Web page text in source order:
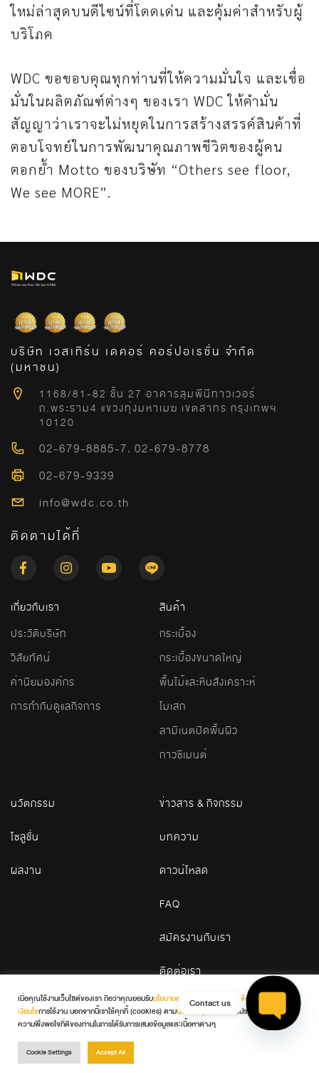
SHARE
ใหม่ล่าสุดบนดีไซน์ที่โดดเด่น และคุ้มค่าสำหรับผู้
บริโภค
WDC ขอขอบคุณทุกท่านที่ให้ความมั่นใจ และเชื่อ
มั่นในผลิตภัณฑ์ต่างๆ ของเรา WDC ให้คำมั่น
สัญญาว่าเราจะไม่หยุดในการสร้างสรรค์สินค้าที่
ตอบโจทย์ในการพัฒนาคุณภาพชีวิตของผู้คน
ตอกย้ำ Motto ของบริษัท “Others see floor,
We see MORE”.
บริษัท เวสเทิร์น เดคอร์ คอร์ปอเรชั่น จำกัด
(มหาชน)
1168/81-82 ชั้น 27 อาคารลุมพีนีทาวเวอร์
ถ.พระราม4 แขวงทุ่งมหาเมฆ เขตสาทร กรุงเทพฯ
10120
02-679-8885-7, 02-679-8778
02-679-9339
info@wdc.co.th
ติดตามได้ที่
เกี่ยวกับเรา
ประวัติบริษัท
วิสัยทัศน์
ค่านิยมองค์กร
การกำกับดูแลกิจการ
สินค้า
กระเบื้อง
กระเบื้องขนาดใหญ่
พื้นไม้และหินสังเคราะห์
โมเสก
ลามิเนตปิดพื้นผิว
กาวซีเมนต์
นวัตกรรม
โซลูชั่น
ผลงาน
ข่าวสาร & กิจกรรม
บทความ
ดาวน์โหลด
FAQ
สมัครงานกับเรา
ติดต่อเรา
© 2026 WDC. All Rights Reserved
เมื่อคุณใช้งานเว็บไซต์ของเรา ถือว่าคุณยอมรับนโยบายความเป็นส่วนตัว
ข้อกำหนดและ
เงื่อนไขการใช้งาน นอกจากนี้เราใช้คุกกี้ (cookies) ตามนโยบายคุกกี้
เพื่อเพิ่มประสบการณ์และ
ความพึงพอใจที่ดีของท่านในการได้รับการเสนอข้อมูลและเนื้อหาต่างๆ
Cookie Settings Accept All
Contact us